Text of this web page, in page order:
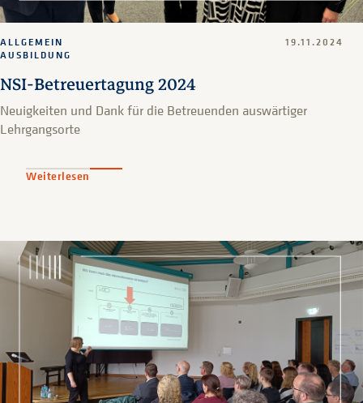
NSI-Betreuertagung 2024
ALLGEMEIN
AUSBILDUNG
19.11.2024
Neuigkeiten und Dank für die Betreuenden auswärtiger
Lehrgangsorte
Weiterlesen